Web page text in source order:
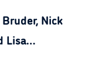
Nick
Lisa